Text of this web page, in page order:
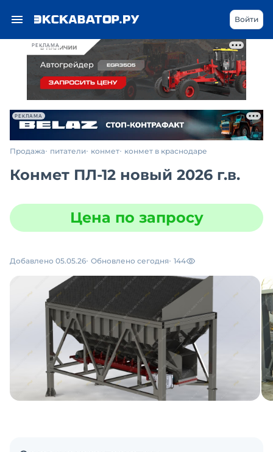
РЕКЛАМА
Войти
РЕКЛАМА
Продажа питатели конмет конмет в краснодаре
Конмет ПЛ-12 новый 2026 г.в.
Цена по запросу
Добавлено 05.05.26 Обновлено сегодня 144